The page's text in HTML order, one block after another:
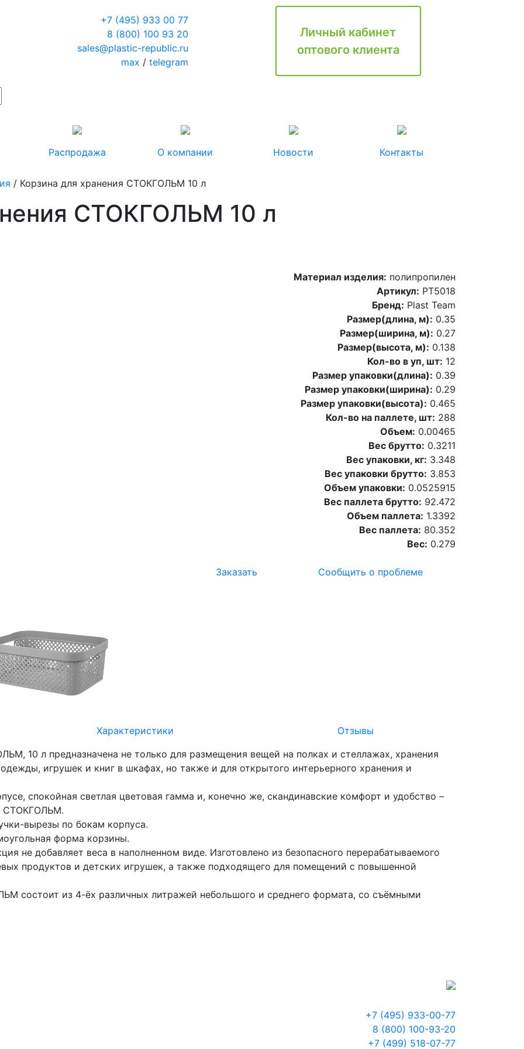
+7 (495) 933 00 77
8 (800) 100 93 20
sales@plastic-republic.ru
max / telegram
Личный кабинет
оптового клиента
Распродажа О компании Новости Контакты
/ Корзина для хранения СТОКГОЛЬМ 10 л
СТОКГОЛЬМ 10 л
Материал изделия: полипропилен
Артикул: PT5018
Бренд: Plast Team
Размер(длина, м): 0.35
Размер(ширина, м): 0.27
Размер(высота, м): 0.138
Кол-во в уп, шт: 12
Размер упаковки(длина): 0.39
Размер упаковки(ширина): 0.29
Размер упаковки(высота): 0.465
Кол-во на паллете, шт: 288
Объем: 0.00465
Вес брутто: 0.3211
Вес упаковки, кг: 3.348
Вес упаковки брутто: 3.853
Объем упаковки: 0.0525915
Вес паллета брутто: 92.472
Объем паллета: 1.3392
Вес паллета: 80.352
Вес: 0.279
Заказать Сообщить о проблеме
Характеристики
Отзывы
10 л предназначена не только для размещения вещей на полках и стеллажах, хранения
игрушек и книг в шкафах, но также и для открытого интерьерного хранения и
спокойная светлая цветовая гамма и, конечно же, скандинавские комфорт и удобство –
СТОКГОЛЬМ.
вырезы по бокам корпуса.
форма корзины.
не добавляет веса в наполненном виде. Изготовлено из безопасного перерабатываемого
продуктов и детских игрушек, а также подходящего для помещений с повышенной
состоит из 4-ёх различных литражей небольшого и среднего формата, со съёмными
+7 (495) 933-00-77
8 (800) 100-93-20
+7 (499) 518-07-77